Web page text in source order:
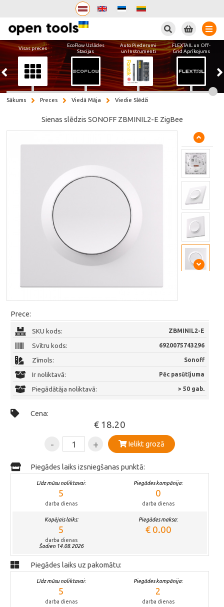
Visas preces
EcoFlow Uzlādes
Stacijas
Auto Piederumi
un Instrumenti
FLEXTAIL un Off-
Grid Aprīkojums
Sākums Preces Viedā Māja Viedie Slēdži
Sienas slēdzis SONOFF ZBMINIL2-E ZigBee
Prece:
SKU kods: ZBMINIL2-E
Svītru kods: 6920075743296
Zīmols: Sonoff
Ir noliktavā: Pēc pasūtījuma
Piegādātāja noliktavā: > 50 gab.
Cena:
€ 18.20
- + Ielikt grozā
Piegādes laiks izsniegšanas punktā:
Līdz mūsu noliktavai:
5
darba dienas
Piegādes kompānija:
0
darba dienas
Kopējais laiks:
5
darba dienas
Šodien 14.08.2026
Piegādes maksa:
€ 0.00
Piegādes laiks uz pakomātu:
Līdz mūsu noliktavai:
5
darba dienas
Piegādes kompānija:
2
darba dienas